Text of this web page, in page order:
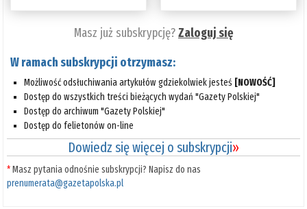
Masz już subskrypcję?Zaloguj się
W ramach subskrypcji otrzymasz:
Możliwość odsłuchiwania artykułów gdziekolwiek jesteś [NOWOŚĆ]
Dostęp do wszystkich treści bieżących wydań "Gazety Polskiej"
Dostęp do archiwum "Gazety Polskiej"
Dostęp do felietonów on-line
Dowiedz się więcej o subskrypcji»
*Masz pytania odnośnie subskrypcji? Napisz do nas
prenumerata@gazetapolska.pl